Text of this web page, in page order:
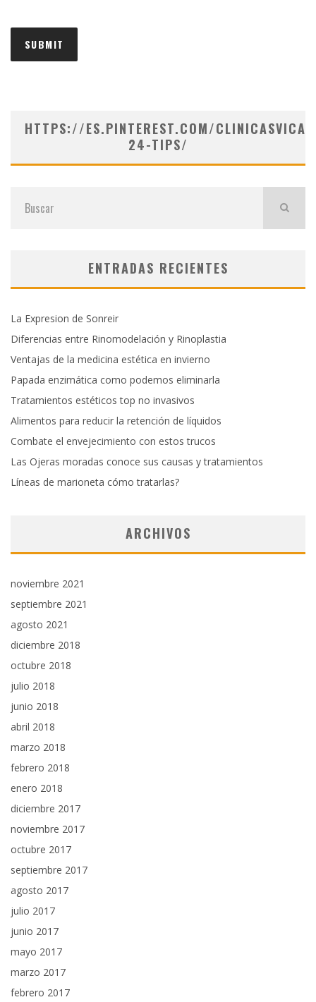
HTTPS://ES.PINTEREST.COM/
24-TIPS/
ENTRADAS RECIENTES
La Expresion de Sonreir
Diferencias entre Rinomodelación y Rinoplastia
Ventajas de la medicina estética en invierno
Papada enzimática como podemos eliminarla
Tratamientos estéticos top no invasivos
Alimentos para reducir la retención de líquidos
Combate el envejecimiento con estos trucos
Las Ojeras moradas conoce sus causas y tratamientos
Líneas de marioneta cómo tratarlas?
ARCHIVOS
noviembre 2021
septiembre 2021
agosto 2021
diciembre 2018
octubre 2018
julio 2018
junio 2018
abril 2018
marzo 2018
febrero 2018
enero 2018
diciembre 2017
noviembre 2017
octubre 2017
septiembre 2017
agosto 2017
julio 2017
junio 2017
mayo 2017
marzo 2017
febrero 2017